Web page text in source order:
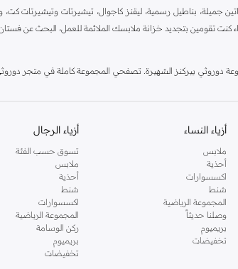
جميلة، بناطيل رسمية، ليقنز كاجوال، تيشيرتات وتيشيرتات
كنت تقومين بتجديد خزانة ملابسك الملائمة للعمل، البحث عن
بيركنز الشهيرة. تصفحي المجموعة كاملة في متجر دوروثي
أزياء النساء
ملابس
أحذية
اكسسوارات
شنط
المجموعة الرياضية
وصلنا حديثاً
بريميوم
تخفيضات
أزياء الرجال
تسوق حسب الفئة
ملابس
أحذية
شنط
اكسسوارات
المجموعة الرياضية
ركن الوسامة
بريميوم
تخفيضات